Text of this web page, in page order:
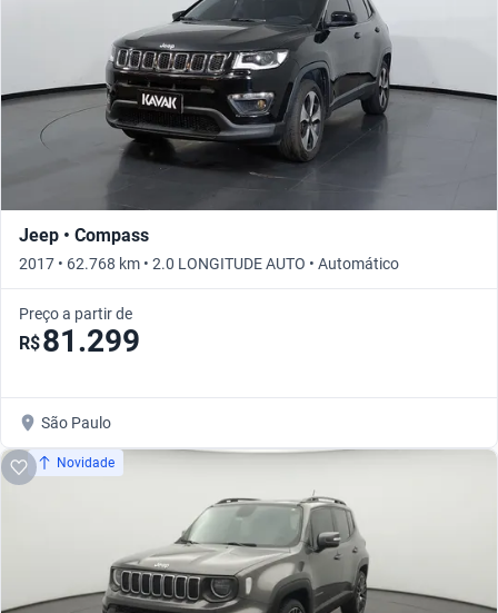
Jeep • Compass
2017 • 62.768 km • 2.0 LONGITUDE AUTO • Automático
Preço a partir de
R$81.299
São Paulo
Novidade